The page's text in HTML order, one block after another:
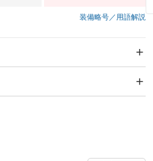
装備略号／用語解説